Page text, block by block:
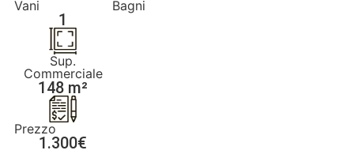
Vani
1
Bagni
Sup.
Commerciale
148 m²
Prezzo
1.300€